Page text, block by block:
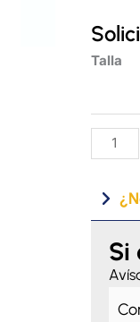
Talla
Si